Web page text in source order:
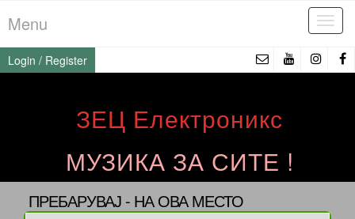
to
the
content
Menu
Login / Register
ЗЕЦ Електроникс
МУЗИКА ЗА СИТЕ !
ПРЕБАРУВАЈ - НА ОВА МЕСТО